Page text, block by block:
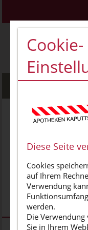
Cookie-
Diese Seite
Cookies
auf Ihrem
Verwendung
werden.
Die Verwendung
Sie in Ihrem